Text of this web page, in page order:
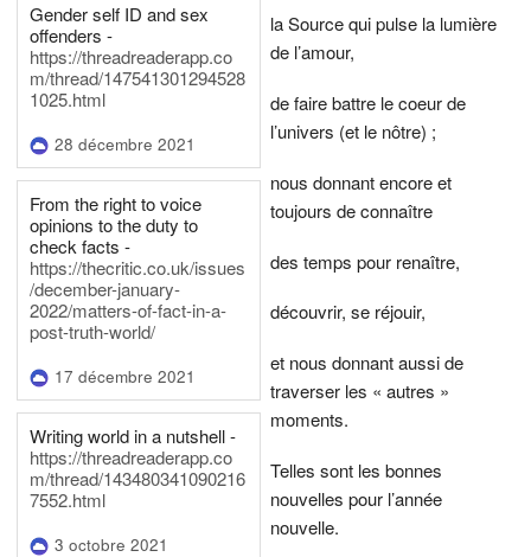
Gender self ID and sex
offenders -
https://threadreaderapp.co
m/thread/147541301294528
1025.html
28 décembre 2021
From the right to voice
opinions to the duty to
check facts -
https://thecritic.co.uk/issues
/december-january-
2022/matters-of-fact-in-a-
post-truth-world/
17 décembre 2021
Writing world in a nutshell -
https://threadreaderapp.co
m/thread/143480341090216
7552.html
3 octobre 2021
la Source qui pulse la lumière
de l’amour,
de faire battre le coeur de
l’univers (et le nôtre) ;
nous donnant encore et
toujours de connaître
des temps pour renaître,
découvrir, se réjouir,
et nous donnant aussi de
traverser les « autres »
moments.
Telles sont les bonnes
nouvelles pour l’année
nouvelle.